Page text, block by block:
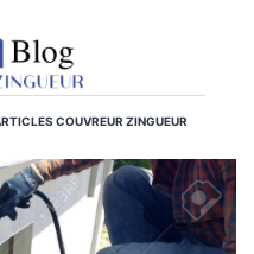
COUVREUR ZINGUEUR